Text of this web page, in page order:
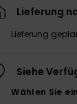
Lieferung
Lieferung
Siehe
Wählen Sie